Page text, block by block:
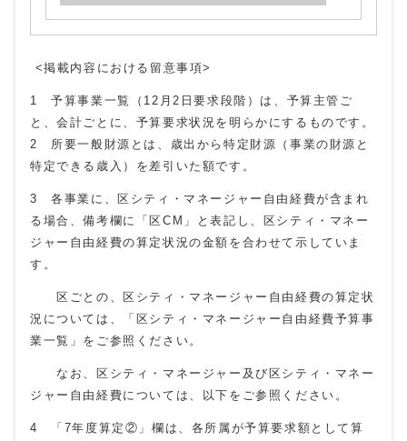
<掲載内容における留意事項>
1 予算事業一覧（12月2日要求段階）は、予算主管ご
と、会計ごとに、予算要求状況を明らかにするものです。
2 所要一般財源とは、歳出から特定財源（事業の財源と
特定できる歳入）を差引いた額です。
3 各事業に、区シティ・マネージャー自由経費が含まれ
る場合、備考欄に「区CM」と表記し、区シティ・マネー
ジャー自由経費の算定状況の金額を合わせて示していま
す。
区ごとの、区シティ・マネージャー自由経費の算定状
況については、「区シティ・マネージャー自由経費予算事
業一覧」をご参照ください。
なお、区シティ・マネージャー及び区シティ・マネー
ジャー自由経費については、以下をご参照ください。
4 「7年度算定②」欄は、各所属が予算要求額として算